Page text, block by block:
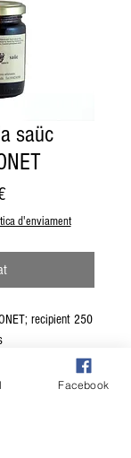
saüc
Price
d'enviament
recipient 250
Facebook